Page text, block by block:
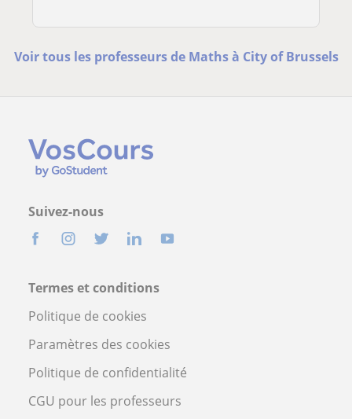
Voir tous les professeurs de Maths à City of Brussels
Suivez-nous
Termes et conditions
Politique de cookies
Paramètres des cookies
Politique de confidentialité
CGU pour les professeurs